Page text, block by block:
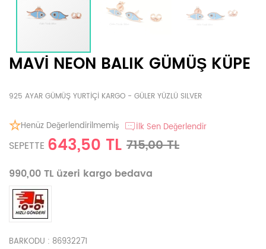
MAVİ NEON BALIK GÜMÜŞ KÜPE
925 AYAR GÜMÜŞ YURTİÇİ KARGO - GÜLER YÜZLÜ SILVER
Henüz Değerlendirilmemiş İlk Sen Değerlendir
SEPETTE 643,50 TL 715,00 TL
990,00 TL üzeri kargo bedava
BARKODU : 86932271